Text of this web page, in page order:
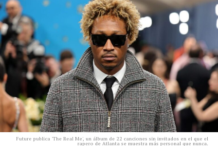
Future publica 'The Real Me', un álbum de 22 canciones sin invitados en el que el
rapero de Atlanta se muestra más personal que nunca.